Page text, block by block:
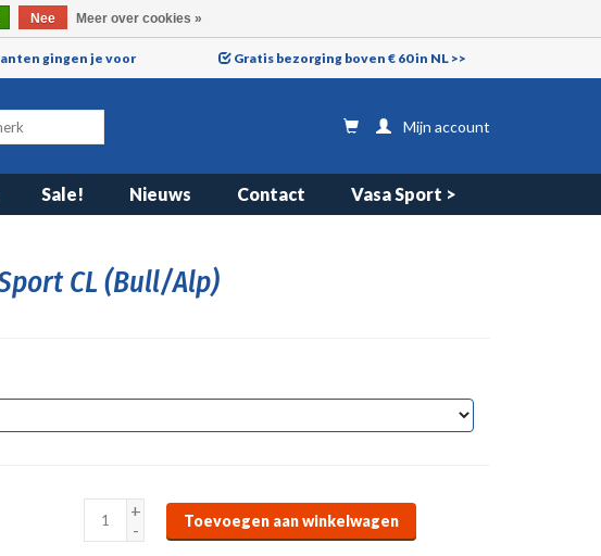
gingen je voor Gratis bezorging boven € 60 in NL >>
Mijn account
Sale! Nieuws Contact Vasa Sport >
CL (Bull/Alp)
+
-
Toevoegen aan winkelwagen
Nee Meer over cookies »